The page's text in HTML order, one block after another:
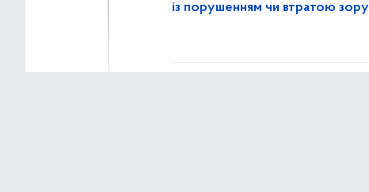
із порушенням чи втратою зору